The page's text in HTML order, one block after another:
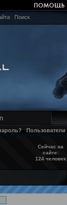
Поиск
Пользователи
Сейчас на
сайте:
124 человек